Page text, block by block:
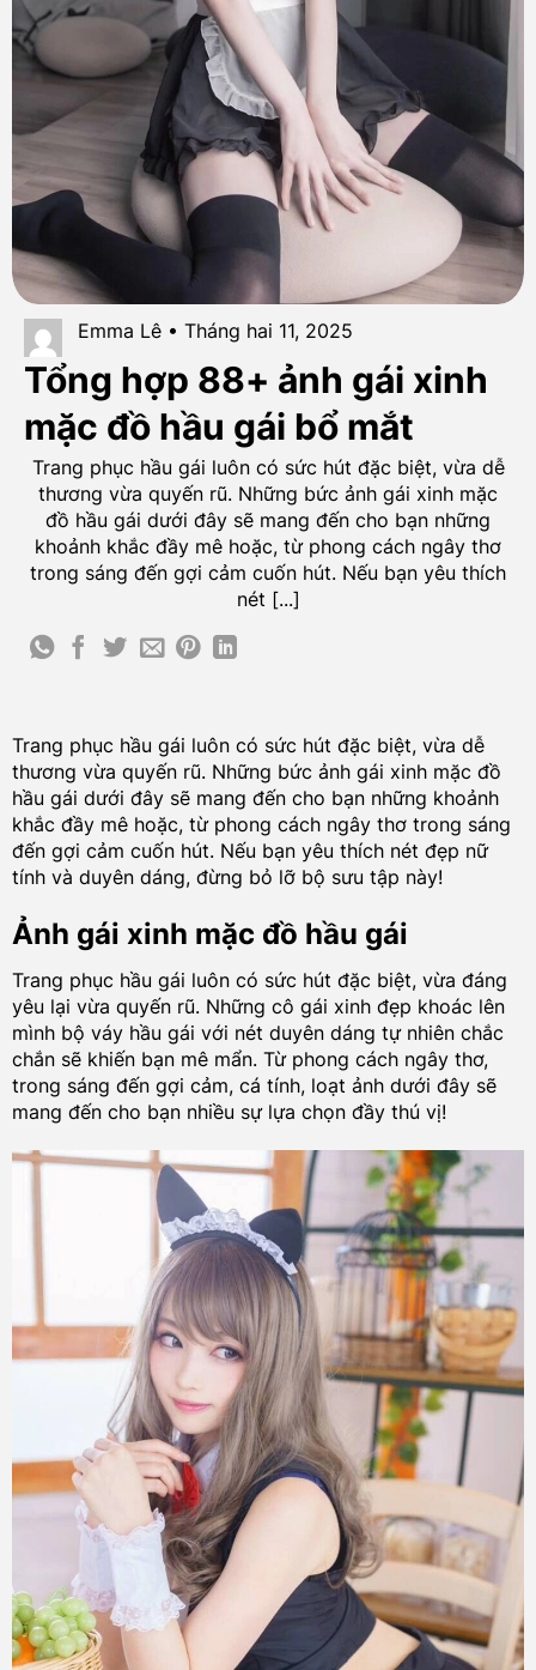
Emma Lê • Tháng hai 11, 2025
Tổng hợp 88+ ảnh gái xinh
mặc đồ hầu gái bổ mắt
Trang phục hầu gái luôn có sức hút đặc biệt, vừa dễ
thương vừa quyến rũ. Những bức ảnh gái xinh mặc
đồ hầu gái dưới đây sẽ mang đến cho bạn những
khoảnh khắc đầy mê hoặc, từ phong cách ngây thơ
trong sáng đến gợi cảm cuốn hút. Nếu bạn yêu thích
nét [...]
Trang phục hầu gái luôn có sức hút đặc biệt, vừa dễ
thương vừa quyến rũ. Những bức ảnh gái xinh mặc đồ
hầu gái dưới đây sẽ mang đến cho bạn những khoảnh
khắc đầy mê hoặc, từ phong cách ngây thơ trong sáng
đến gợi cảm cuốn hút. Nếu bạn yêu thích nét đẹp nữ
tính và duyên dáng, đừng bỏ lỡ bộ sưu tập này!
Ảnh gái xinh mặc đồ hầu gái
Trang phục hầu gái luôn có sức hút đặc biệt, vừa đáng
yêu lại vừa quyến rũ. Những cô gái xinh đẹp khoác lên
mình bộ váy hầu gái với nét duyên dáng tự nhiên chắc
chắn sẽ khiến bạn mê mẩn. Từ phong cách ngây thơ,
trong sáng đến gợi cảm, cá tính, loạt ảnh dưới đây sẽ
mang đến cho bạn nhiều sự lựa chọn đầy thú vị!